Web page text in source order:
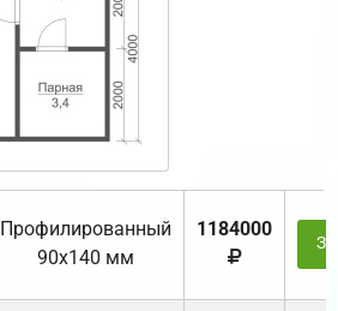
Профилированный
90х140 мм
1184000